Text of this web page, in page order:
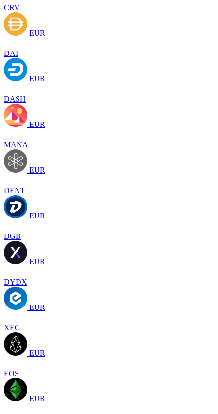
CRV
EUR
DAI
EUR
DASH
EUR
MANA
EUR
DENT
EUR
DGB
EUR
DYDX
EUR
XEC
EUR
EOS
EUR